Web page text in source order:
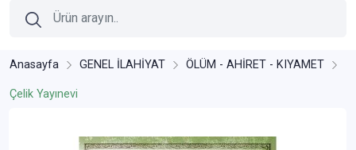
Anasayfa GENEL İLAHİYAT ÖLÜM - AHİRET - KIYAMET
Çelik Yayınevi